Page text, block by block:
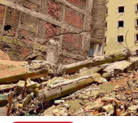
Eskişehir Otobüs